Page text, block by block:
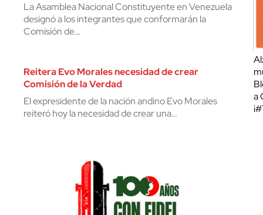
La Asamblea Nacional Constituyente en Venezuela
designó a los integrantes que conformarán la
Comisión de…
Reitera Evo Morales necesidad de crear
Comisión de la Verdad
El expresidente de la nación andino Evo Morales
reiteró hoy la necesidad de crear una…
a